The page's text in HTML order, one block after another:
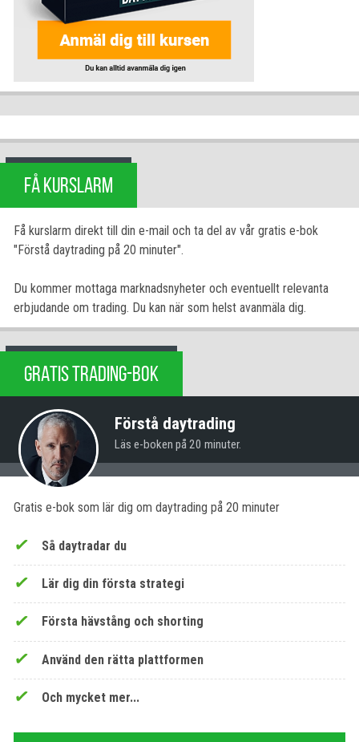
FÅ KURSLARM
Få kurslarm direkt till din e-mail och ta del av vår gratis e-bok
"Förstå daytrading på 20 minuter".
Du kommer mottaga marknadsnyheter och eventuellt relevanta
erbjudande om trading. Du kan när som helst avanmäla dig.
GRATIS TRADING-BOK
Förstå daytrading
Läs e-boken på 20 minuter.
Gratis e-bok som lär dig om daytrading på 20 minuter
Så daytradar du
Lär dig din första strategi
Första hävstång och shorting
Använd den rätta plattformen
Och mycket mer...